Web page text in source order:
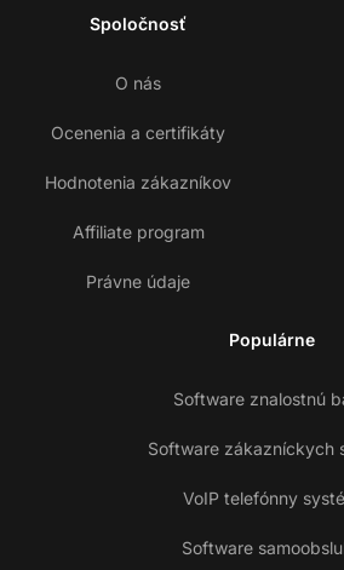
Spoločnosť
O nás
Ocenenia a certifikáty
Hodnotenia zákazníkov
Affiliate program
Právne údaje
Populárne
Software znalostnú
Software zákazníckych
VoIP telefónny
Software